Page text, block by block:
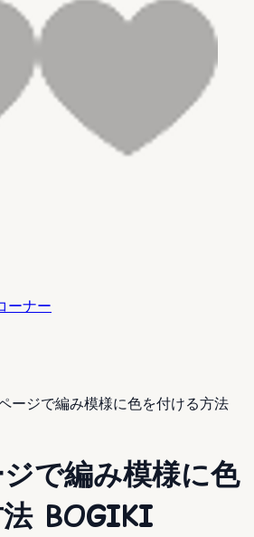
ーナー
ージで編み模様に色を付ける方法
で編み模様に色
BOGIKI